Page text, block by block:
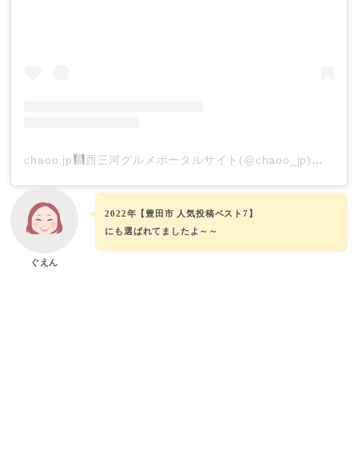
chaoo.jp 西三河グルメポータルサイト(@chaoo_jp)がシェアした投稿
ぐえん
2022年【豊田市 人気投稿ベスト7】
にも選ばれてましたよ～～